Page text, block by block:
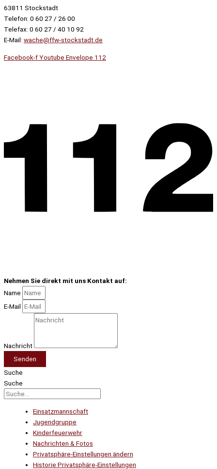
63811 Stockstadt
Telefon: 0 60 27 / 26 00
Telefax: 0 60 27 / 40 10 92
E-Mail: wache@ffw-stockstadt.de
Facebook-fYoutube Envelope 112
Nehmen Sie direkt mit uns Kontakt auf:
Name
E-Mail
Nachricht
Senden
Suche
Suche
Einsatzmannschaft
Jugendgruppe
Kinderfeuerwehr
Nachrichten & Fotos
Privatsphäre-Einstellungen ändern
Historie Privatsphäre-Einstellungen